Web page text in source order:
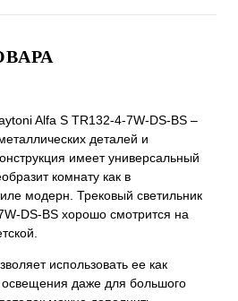
Alfa S TR132-4-7W-DS-BS –
деталей и
имеет универсальный
комнату как в
модерн. Трековый светильник
DS-BS хорошо смотрится на
использовать ее как
освещения даже для большого